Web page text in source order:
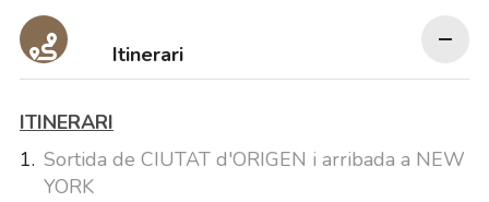
Itinerari
ITINERARI
Sortida de CIUTAT d'ORIGEN i arribada a NEW
YORK